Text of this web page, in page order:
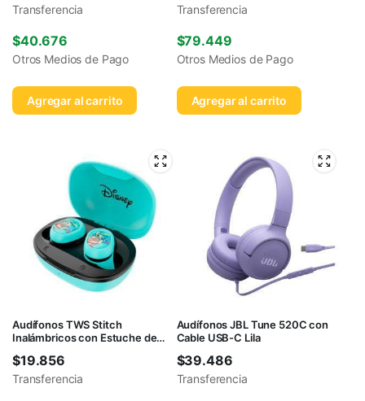
Transferencia
$40.676
Otros Medios de Pago
Agregar al carrito
Transferencia
$79.449
Otros Medios de Pago
Agregar al carrito
Audífonos TWS Stitch
Inalámbricos con Estuche de
$19.856
Transferencia
Audífonos JBL Tune 520C con
Cable USB-C Lila
$39.486
Transferencia